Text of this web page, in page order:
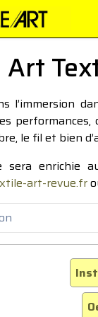
Art
l’immersion
le fil et bien
sera enrichie
art-revue.fr